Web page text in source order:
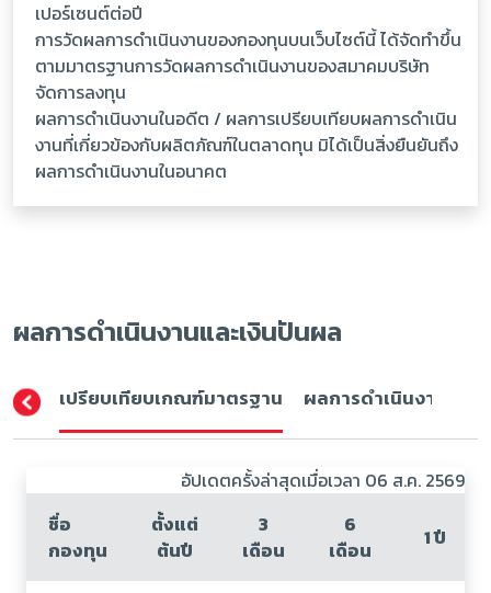
เปอร์เซนต์ต่อปี
การวัดผลการดำเนินงานของกองทุนบนเว็บไซต์นี้ ได้จัดทำขึ้น
ตามมาตรฐานการวัดผลการดำเนินงานของสมาคมบริษัท
จัดการลงทุน
ผลการดำเนินงานในอดีต / ผลการเปรียบเทียบผลการดำเนิน
งานที่เกี่ยวข้องกับผลิตภัณฑ์ในตลาดทุน มิได้เป็นสิ่งยืนยันถึง
ผลการดำเนินงานในอนาคต
ผลการดำเนินงานและเงินปันผล
เปรียบเทียบเกณฑ์มาตรฐาน ผลการดำเนินงาน (ปี
อัปเดตครั้งล่าสุดเมื่อเวลา 06 ส.ค. 2569
ชื่อ
กองทุน
ตั้งแต่
ต้นปี
3
เดือน
6
เดือน
1 ปี